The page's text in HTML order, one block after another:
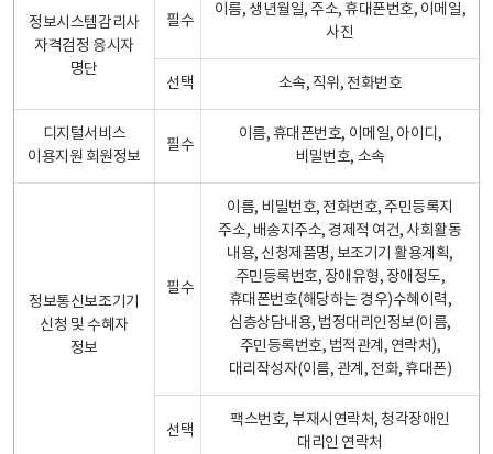
정보시스템감리사
자격검정 응시자
명단
필수
이름, 생년월일, 주소, 휴대폰번호, 이메일,
사진
선택 소속, 직위, 전화번호
디지털서비스
이용지원 회원정보
필수
이름, 휴대폰번호, 이메일, 아이디,
비밀번호, 소속
정보통신보조기기
신청 및 수혜자
정보
필수
이름, 비밀번호, 전화번호, 주민등록지
주소, 배송지주소, 경제적 여건, 사회활동
내용, 신청제품명, 보조기기 활용계획,
주민등록번호, 장애유형, 장애정도,
휴대폰번호(해당하는 경우)수혜이력,
심층상담내용, 법정대리인정보(이름,
주민등록번호, 법적관계, 연락처),
대리작성자(이름, 관계, 전화, 휴대폰)
선택
팩스번호, 부재시연락처, 청각장애인
대리인 연락처